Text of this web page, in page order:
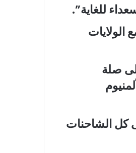
للغاية”.
صلة
جمركية بنسبة 25 بالمئة على كل الشاحنات